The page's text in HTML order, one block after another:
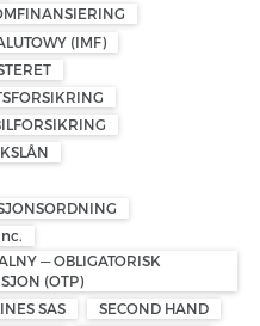
(IMF)
— OBLIGATORISK
(OTP)
SAS
SECOND HAND